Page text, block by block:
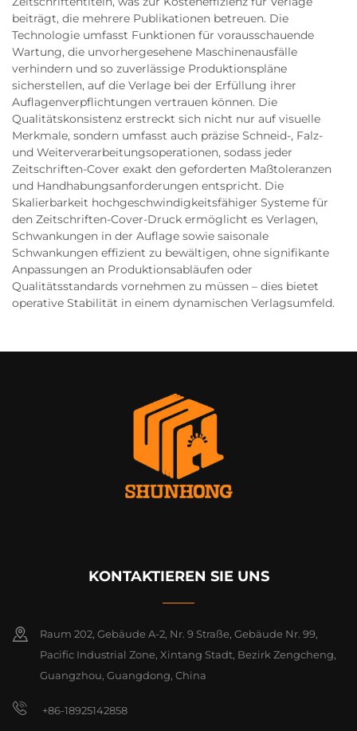
beiträgt, die mehrere Publikationen betreuen. Die
Technologie umfasst Funktionen für vorausschauende
Wartung, die unvorhergesehene Maschinenausfälle
verhindern und so zuverlässige Produktionspläne
sicherstellen, auf die Verlage bei der Erfüllung ihrer
Auflagenverpflichtungen vertrauen können. Die
Qualitätskonsistenz erstreckt sich nicht nur auf visuelle
Merkmale, sondern umfasst auch präzise Schneid-, Falz-
und Weiterverarbeitungsoperationen, sodass jeder
Zeitschriften-Cover exakt den geforderten Maßtoleranzen
und Handhabungsanforderungen entspricht. Die
Skalierbarkeit hochgeschwindigkeitsfähiger Systeme für
den Zeitschriften-Cover-Druck ermöglicht es Verlagen,
Schwankungen in der Auflage sowie saisonale
Schwankungen effizient zu bewältigen, ohne signifikante
Anpassungen an Produktionsabläufen oder
Qualitätsstandards vornehmen zu müssen – dies bietet
operative Stabilität in einem dynamischen Verlagsumfeld.
KONTAKTIEREN SIE UNS
Raum 202, Gebäude A-2, Nr. 9 Straße, Gebäude Nr. 99,
Pacific Industrial Zone, Xintang Stadt, Bezirk Zengcheng,
Guangzhou, Guangdong, China
+86-18925142858